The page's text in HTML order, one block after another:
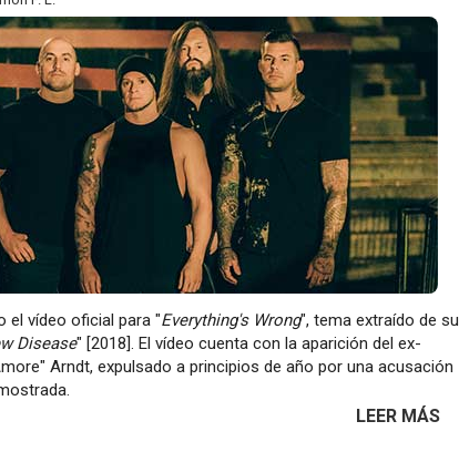
el vídeo oficial para "Everything's Wrong", tema extraído de su
Disease" [2018]. El vídeo cuenta con la aparición del ex-
Arndt, expulsado a principios de año por una acusación
LEER MÁS